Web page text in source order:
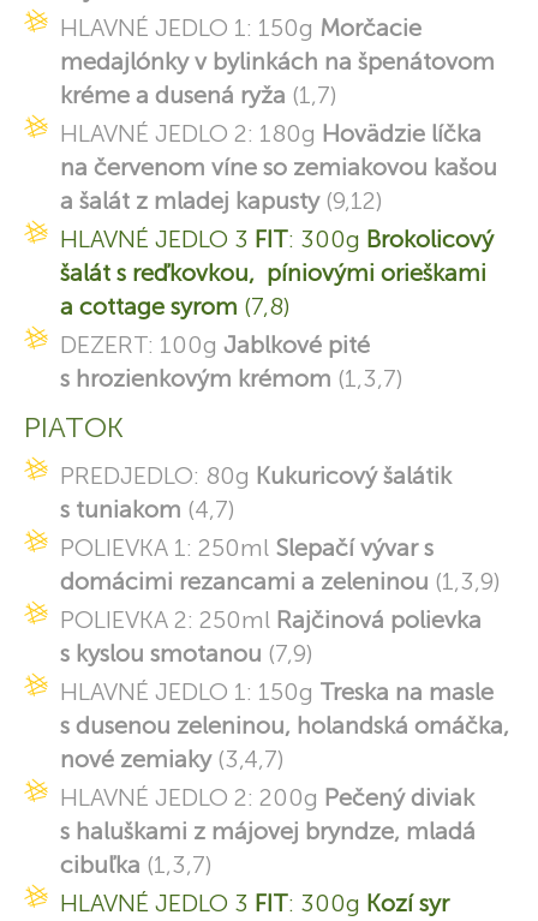
HLAVNÉ JEDLO 1: 150g Morčacie
medajlónky v bylinkách na špenátovom
kréme a dusená ryža (1,7)
HLAVNÉ JEDLO 2: 180g Hovädzie líčka
na červenom víne so zemiakovou kašou
a šalát z mladej kapusty(9,12)
HLAVNÉ JEDLO 3 FIT: 300g Brokolicový
šalát s reďkovkou, píniovými orieškami
a cottage syrom (7,8)
DEZERT: 100g Jablkové pité
s hrozienkovým krémom (1,3,7)
PIATOK
PREDJEDLO: 80g Kukuricový šalátik
s tuniakom (4,7)
POLIEVKA 1: 250ml Slepačí vývar s
domácimi rezancami a zeleninou (1,3,9)
POLIEVKA 2: 250ml Rajčinová polievka
s kyslou smotanou (7,9)
HLAVNÉ JEDLO 1: 150g Treska na masle
s dusenou zeleninou, holandská omáčka,
nové zemiaky(3,4,7)
HLAVNÉ JEDLO 2: 200g Pečený diviak
s haluškami z májovej bryndze, mladá
cibuľka (1,3,7)
HLAVNÉ JEDLO 3 FIT: 300g Kozí syr